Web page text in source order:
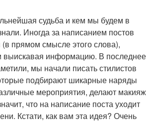
судьба и кем мы будем в
Иногда за написанием постов
прямом смысле этого слова),
выискавая информацию. В последнее
мы начали писать стилистов
подбирают шикарные наряды
мероприятия, делают макияж
что на написание поста уходит
Кстати, как вам эта идея? Очень